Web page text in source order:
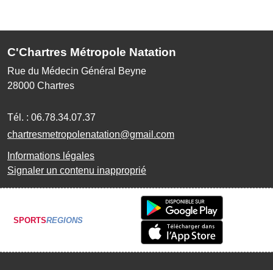
C'Chartres Métropole Natation
Rue du Médecin Général Beyne
28000 Chartres
Tél. : 06.78.34.07.37
chartresmetropolenatation@gmail.com
Informations légales
Signaler un contenu inapproprié
SPORTSREGIONS